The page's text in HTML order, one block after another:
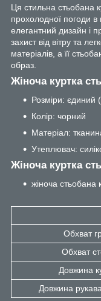
Ця стильна стьобана
прохолодної погоди
елегантний дизайн і
захист від вітру та
матеріалів, а її
образ.
Жіноча куртка
Розміри: єдиний
Колір: чорний
Матеріал:
Утеплювач:
Жіноча куртка
жіноча стьобана
Обхват
Обхват
Довжина
Довжина